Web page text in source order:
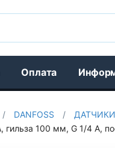
Оплата
/ DANFOSS /
100 мм, G 1/4 A,